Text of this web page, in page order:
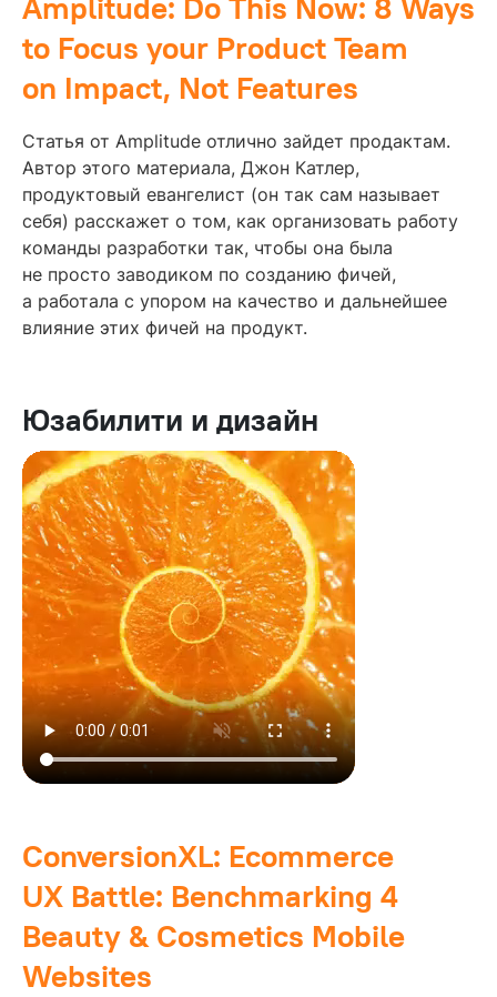
to Focus your Product Team
on Impact, Not Features
Статья от Amplitude отлично зайдет продактам.
Автор этого материала, Джон Катлер,
продуктовый евангелист (он так сам называет
себя) расскажет о том, как организовать работу
команды разработки так, чтобы она была
не просто заводиком по созданию фичей,
а работала с упором на качество и дальнейшее
влияние этих фичей на продукт.
Юзабилити и дизайн
ConversionXL: Ecommerce
UX Battle: Benchmarking 4
Beauty & Cosmetics Mobile
Websites